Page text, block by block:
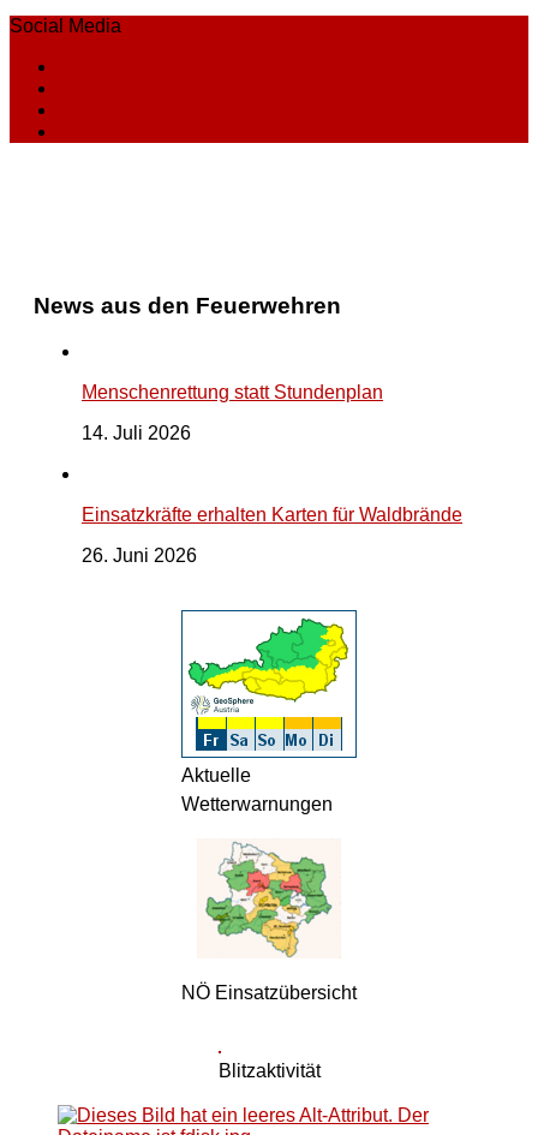
Social Media
News aus den Feuerwehren
Menschenrettung statt Stundenplan
14. Juli 2026
Einsatzkräfte erhalten Karten für Waldbrände
26. Juni 2026
Aktuelle
Wetterwarnungen
NÖ Einsatzübersicht
Blitzaktivität